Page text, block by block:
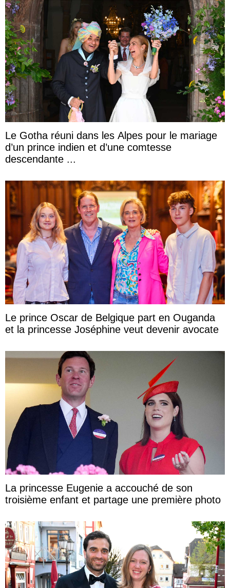
Le Gotha réuni dans les Alpes pour le mariage
d’un prince indien et d’une comtesse
descendante ...
Le prince Oscar de Belgique part en Ouganda
et la princesse Joséphine veut devenir avocate
La princesse Eugenie a accouché de son
troisième enfant et partage une première photo